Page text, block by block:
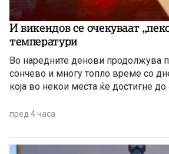
И викендов се очекуваат
температури
Во наредните денови продолжува
сончево и многу топло време со
која во некои места ќе достигне до
пред 4 часа